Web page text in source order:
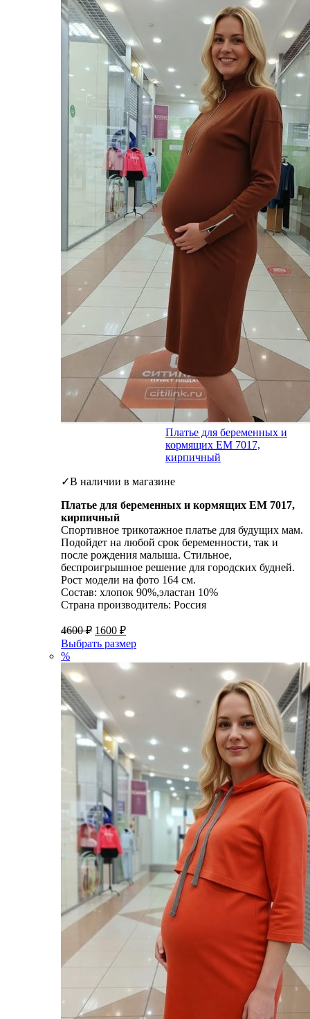
Платье для беременных и
кормящих ЕМ 7017,
кирпичный
✓В наличии в магазине
Платье для беременных и кормящих ЕМ 7017,
кирпичный
Спортивное трикотажное платье для будущих мам.
Подойдет на любой срок беременности, так и
после рождения малыша. Стильное,
беспроигрышное решение для городских будней.
Рост модели на фото 164 см.
Состав: хлопок 90%,эластан 10%
Страна производитель: Россия
4600₽ 1600 ₽
Выбрать размер
%